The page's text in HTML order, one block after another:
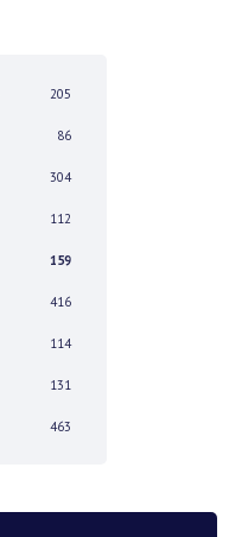
205
86
304
112
159
416
114
131
463